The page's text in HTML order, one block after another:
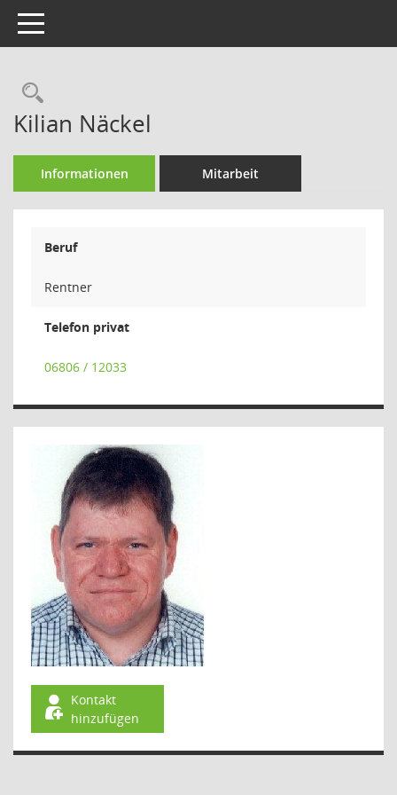
Toggle navigation
Rechercheauswahl
Kilian Näckel
Informationen Mitarbeit
Beruf
Rentner
Telefon privat
06806 / 12033
Kontakt
hinzufügen